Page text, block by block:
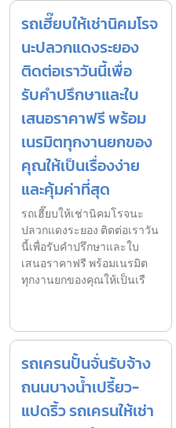
รถเฮี๊ยบให้เช่านิคมโรจ
นะปลวกแดงระยอง
ติดต่อเราวันนี้เพื่อ
รับคำปรึกษาและใบ
เสนอราคาฟรี พร้อม
เนรมิตทุกงานยกของ
คุณให้เป็นเรื่องง่าย
และคุ้มค่าที่สุด
รถเฮี๊ยบให้เช่านิคมโรจนะ
ปลวกแดงระยอง ติดต่อเราวัน
นี้เพื่อรับคำปรึกษาและใบ
เสนอราคาฟรี พร้อมเนรมิต
ทุกงานยกของคุณให้เป็นเรื
รถเครนปั้นจั่นรับจ้าง
ถนนบางน้ำเปรี้ยว-
แปดริ้ว รถเครนให้เช่า